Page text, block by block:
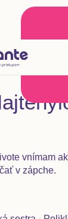
vnímam
v zápche.